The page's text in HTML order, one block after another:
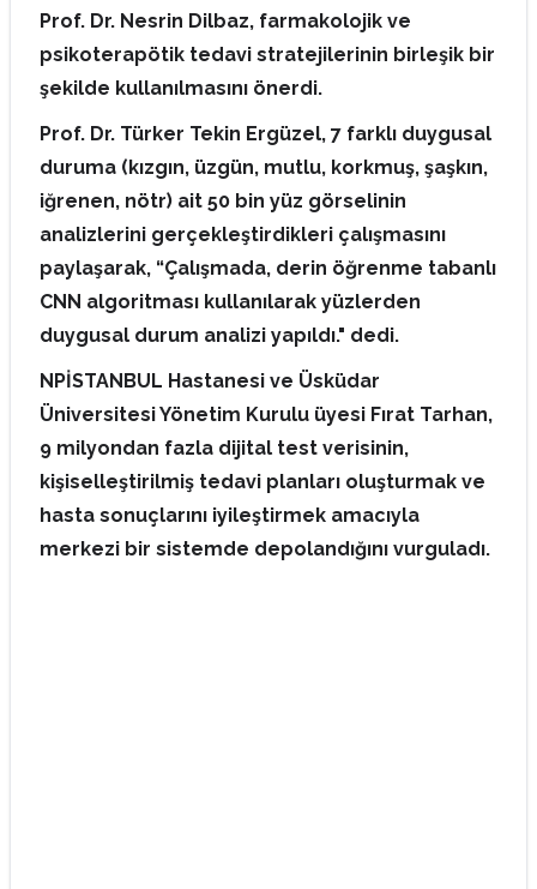
Prof. Dr. Nesrin Dilbaz, farmakolojik ve
psikoterapötik tedavi stratejilerinin birleşik bir
şekilde kullanılmasını önerdi.
Prof. Dr. Türker Tekin Ergüzel, 7 farklı duygusal
duruma (kızgın, üzgün, mutlu, korkmuş, şaşkın,
iğrenen, nötr) ait 50 bin yüz görselinin
analizlerini gerçekleştirdikleri çalışmasını
paylaşarak, “Çalışmada, derin öğrenme tabanlı
CNN algoritması kullanılarak yüzlerden
duygusal durum analizi yapıldı." dedi.
NPİSTANBUL Hastanesi ve Üsküdar
Üniversitesi Yönetim Kurulu üyesi Fırat Tarhan,
9 milyondan fazla dijital test verisinin,
kişiselleştirilmiş tedavi planları oluşturmak ve
hasta sonuçlarını iyileştirmek amacıyla
merkezi bir sistemde depolandığını vurguladı.